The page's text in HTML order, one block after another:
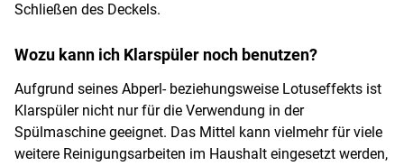
Schließen des Deckels.
Wozu kann ich Klarspüler noch benutzen?
Aufgrund seines Abperl- beziehungsweise Lotuseffekts ist
Klarspüler nicht nur für die Verwendung in der
Spülmaschine geeignet. Das Mittel kann vielmehr für viele
weitere Reinigungsarbeiten im Haushalt eingesetzt werden,